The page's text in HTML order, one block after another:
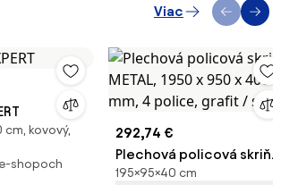
Viac
cm, kovový,
shopoch
292,74 €
Plechová policová skriňa
METAL, 1950 x 950 x 400
195×95×40 cm